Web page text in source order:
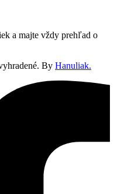
a majte vždy prehľad o
By Hanuliak.